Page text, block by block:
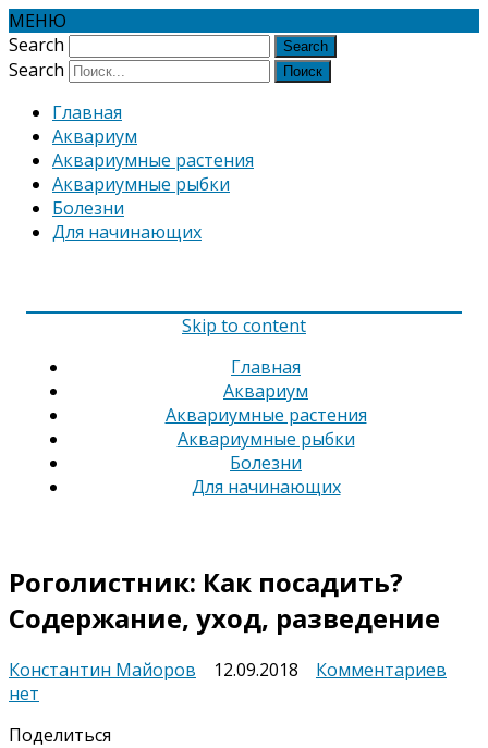
МЕНЮ
Search
Search
Главная
Аквариум
Аквариумные растения
Аквариумные рыбки
Болезни
Для начинающих
Skip to content
Главная
Аквариум
Аквариумные растения
Аквариумные рыбки
Болезни
Для начинающих
Роголистник: Как посадить?
Содержание, уход, разведение
Константин Майоров 12.09.2018 Комментариев
нет
Поделиться